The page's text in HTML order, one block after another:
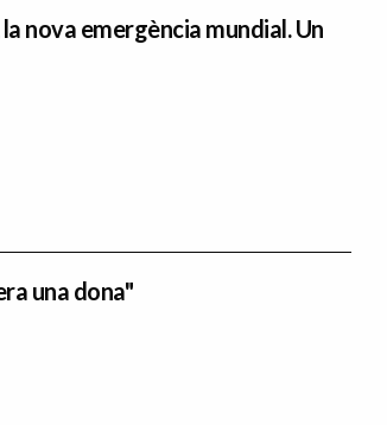
nova emergència mundial. Un
una dona"